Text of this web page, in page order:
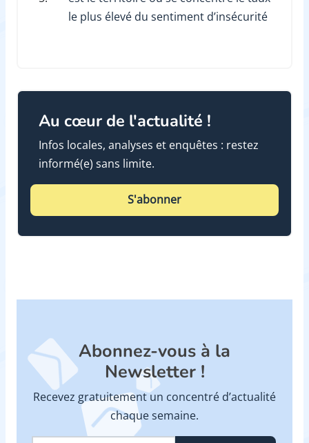
le plus élevé du sentiment d’insécurité
Au cœur de l'actualité !
Infos locales, analyses et enquêtes : restez
informé(e) sans limite.
S'abonner
Abonnez-vous à la
Newsletter !
Recevez gratuitement un concentré d’actualité
chaque semaine.